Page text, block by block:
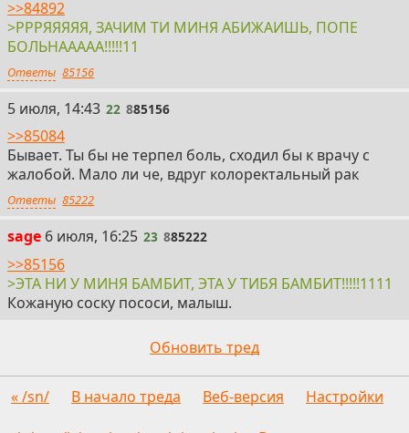
>>84892
>РРРЯЯЯЯЯ, ЗАЧИМ ТИ МИНЯ АБИЖАИШЬ, ПОПЕ
БОЛЬНААААА!!!!!11
Ответы 85156
22
5 июля, 14:43 22 885156
>>85084
Бывает. Ты бы не терпел боль, сходил бы к врачу с
жалобой. Мало ли че, вдруг колоректальный рак
Ответы 85222
sage 23
6 июля, 16:25 23 885222
>>85156
>ЭТА НИ У МИНЯ БАМБИТ, ЭТА У ТИБЯ БАМБИТ!!!!!1111
Кожаную соску пососи, малыш.
Обновить тред
« /sn/ В начало треда Веб-версия Настройки